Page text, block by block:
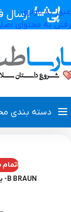
عبور به ناوبری
رفتن به محتوای
ارسال فوری
دسته بندی
پروتز
تجهیزات پزشکی
B BRAUN- بی بران